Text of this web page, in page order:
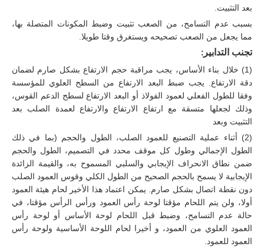
بعد التثبيت.
بسبب عدم التسامح، من الصعب تثبيت وضبط المكونات المتصلة بها،
مما يجعل من الصعب تصحيحه ويستغرق وقتا طويلا.
تجنب التدابير:
(1) خلال بناء الأساس، يجب مراقبة حجم الارتفاع بشكل صارم لضمان
دقة الارتفاع. يجب ضبط البعد الارتفاع من السطح العلوي للمؤسسة
وفقا للطول الفعلي لعمود الفولاذ أو البعد الارتفاع لسطح الدعم القوس،
وذلك لجعلها متسقة مع ارتفاع الارتفاع والارتفاع لعمدة الصلب بعد
التثبيت وبعد
(2) أثناء عملية التصنيع للعمود الصلب، الطول والحجم (بما في ذلك
الطول الإجمالي وطول كل موقف محدد في التصميم، الطول والحجم
ضمن نطاق الانحراف الإيجابي والسلبي المسموح به، والقيمة الزائدة
الإيجابية لا يسمح بالحجم الصحيح من الطول الكلي وقوس العمود الصلب
دون نقطة اتصال بشكل صارم. يمكن اعتماد هذا الأخير لحام هيئة العمود
أولا، ولن يتم اللحام مؤقتا لوحة رأس العمود ورأس الرأس مؤقتا، في
حالة عدم التسامح، وضبط قبل اللحام لوحة الأساس أو لوحة رأس
العمود العلوي من العمود، و أخيرا لحام اللوحة الأساسية ولوحة رأس
العمود للعمود.